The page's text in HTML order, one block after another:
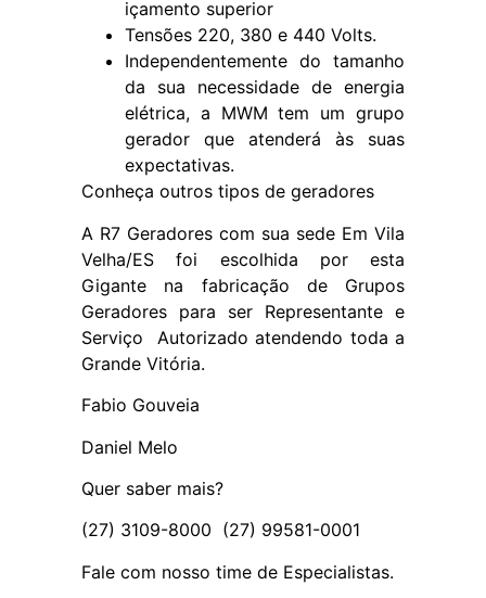
içamento superior
Tensões 220, 380 e 440 Volts.
Independentemente do tamanho
da sua necessidade de energia
elétrica, a MWM tem um grupo
gerador que atenderá às suas
expectativas.
Conheça outros tipos de geradores
A R7 Geradores com sua sede Em Vila
Velha/ES foi escolhida por esta
Gigante na fabricação de Grupos
Geradores para ser Representante e
Serviço Autorizado atendendo toda a
Grande Vitória.
Fabio Gouveia
Daniel Melo
Quer saber mais?
(27) 3109-8000 (27) 99581-0001
Fale com nosso time de Especialistas.